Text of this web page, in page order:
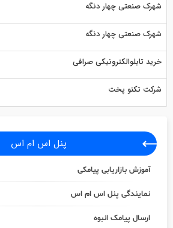
شهرک صنعتی چهار دنگه
شهرک صنعتی چهار دنگه
خرید تابلوالکترونیکی صرافی
شرکت تکنو پخت
پنل اس ام اس
آموزش بازاریابی پیامکی
نمایندگی پنل اس ام اس
ارسال پیامک انبوه